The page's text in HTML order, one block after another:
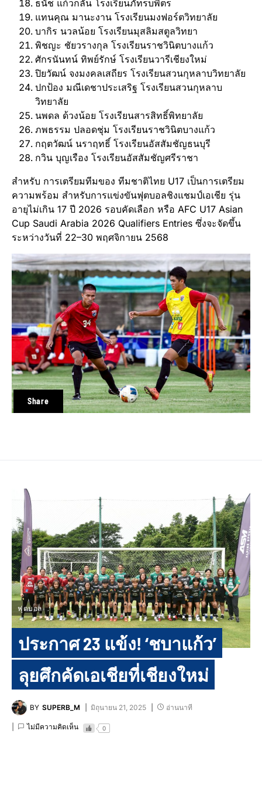
Share
ธนัช แก้วกลั่น โรงเรียนภัทรบพิตร
แทนคุณ มานะงาน โรงเรียนมงฟอร์ตวิทยาลัย
บากิร นวลน้อย โรงเรียนมุสลิมสตูลวิทยา
พิชญะ ชัยวรางกุล โรงเรียนราชวินิตบางแก้ว
ศักรนันทน์ ทิพย์รักษ์ โรงเรียนวารีเชียงใหม่
ปิยวัฒน์ จงมงคลเสถียร โรงเรียนสวนกุหลาบวิทยาลัย
ปกป้อง มณีเดชาประเสริฐ โรงเรียนสวนกุหลาบ
วิทยาลัย
นพดล ด้วงน้อย โรงเรียนสารสิทธิ์พิทยาลัย
ภพธรรม ปลอดชุ่ม โรงเรียนราชวินิตบางแก้ว
กฤตวัฒน์ นราฤทธิ์ โรงเรียนอัสสัมชัญธนบุรี
กวิน บุญเรือง โรงเรียนอัสสัมชัญศรีราชา
สำหรับ การเตรียมทีมของ ทีมชาติไทย U17 เป็นการเตรียม
ความพร้อม สำหรับการแข่งขันฟุตบอลชิงแชมป์เอเชีย รุ่น
อายุไม่เกิน 17 ปี 2026 รอบคัดเลือก หรือ AFC U17 Asian
Cup Saudi Arabia 2026 Qualifiers Entries ซึ่งจะจัดขึ้น
ระหว่างวันที่ 22–30 พฤศจิกายน 2568
ฟุตบอล
ประกาศ 23 แข้ง! ‘ชบาแก้ว’
ลุยศึกคัดเอเชียที่เชียงใหม่
BY SUPERB_M มิถุนายน 21, 2025 อ่านนาที
ไม่มีความคิดเห็น 0